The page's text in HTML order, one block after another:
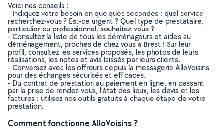
Voici nos conseils :
- Indiquez votre besoin en quelques secondes : quel service
recherchez-vous ? Est-ce urgent ? Quel type de prestataire,
particulier ou professionnel, souhaitez-vous ?
- Consultez la liste de tous les déménageurs et aides au
déménagement, proches de chez vous à Brest ! Sur leur
profil, consultez les services proposés, les photos de leurs
réalisations, les notes et avis laissés par leurs clients.
- Conversez avec les offreurs depuis la messagerie AlloVoisins
pour des échanges sécurisés et efficaces.
- Du contrat de prestation au paiement en ligne, en passant
par la prise de rendez-vous, l’état des lieux, les devis et les
factures : utilisez nos outils gratuits à chaque étape de votre
prestation.
Comment fonctionne AlloVoisins ?